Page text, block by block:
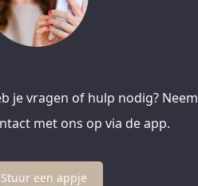
je vragen of hulp nodig? Neem
met ons op via de app.
Stuur een appje